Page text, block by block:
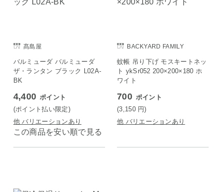
髙島屋
バルミューダ バルミューダ
ザ・ランタン ブラック L02A-
BK
4,400 ポイント
(ポイント払い限定)
他 バリエーションあり
この商品を安い順で見る
BACKYARD FAMILY
蚊帳 吊り下げ モスキートネッ
ト ykSr052 200×200×180 ホ
ワイト
700 ポイント
(3,150 円)
他 バリエーションあり